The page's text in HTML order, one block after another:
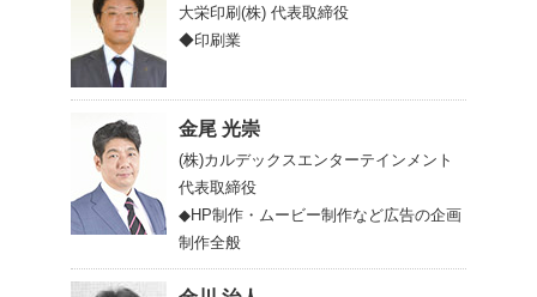
大栄印刷(株) 代表取締役
◆印刷業
金尾 光崇
(株)カルデックスエンターテインメント
代表取締役
◆HP制作・ムービー制作など広告の企画
制作全般